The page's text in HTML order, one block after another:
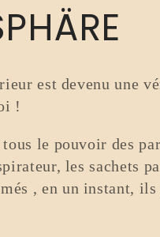
est devenu une
!
tous le pouvoir des
les sachets
, en un instant,